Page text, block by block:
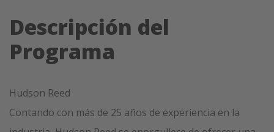
Descripción del
Programa
Hudson Reed
Contando con más de 25 años de experiencia en la